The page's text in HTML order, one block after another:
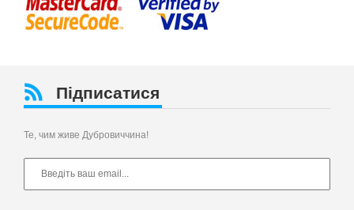
Підписатися
Те, чим живе Дубровиччина!